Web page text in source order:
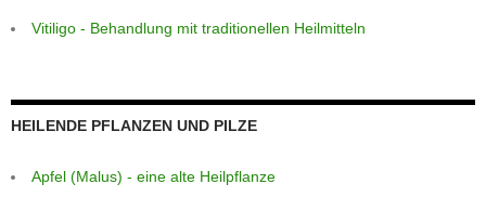
Vitiligo - Behandlung mit traditionellen Heilmitteln
HEILENDE PFLANZEN UND PILZE
Apfel (Malus) - eine alte Heilpflanze